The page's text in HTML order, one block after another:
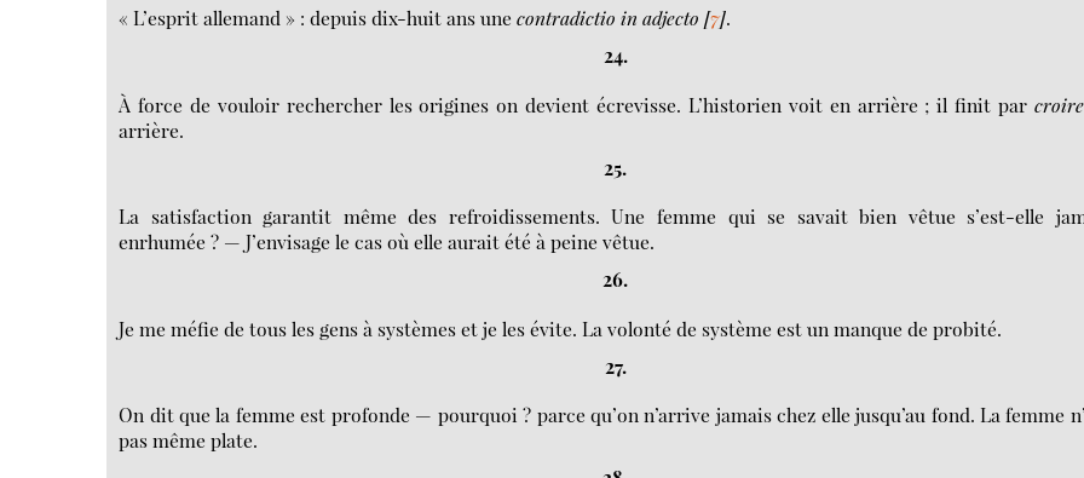
« L’esprit allemand » : depuis dix-huit ans unecontradictio in adjecto [7].
24.
À force de vouloir rechercher les origines on devient écrevisse. L’historien voit en arrière ; il finit par croire
arrière.
25.
La satisfaction garantit même des refroidissements. Une femme qui se savait bien vêtue s’est-elle
enrhumée ? — J’envisage le cas où elle aurait été à peine vêtue.
26.
Je me méfie de tous les gens à systèmes et je les évite. La volonté de système est un manque de probité.
27.
On dit que la femme est profonde — pourquoi ? parce qu’on n’arrive jamais chez elle jusqu’au fond. La femme
pas même plate.